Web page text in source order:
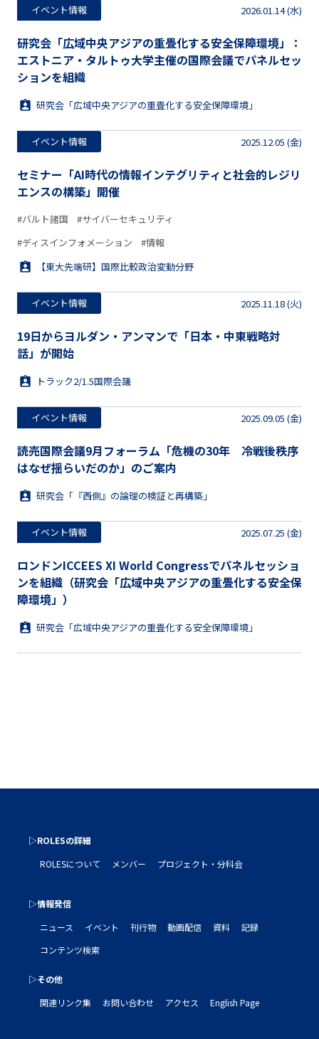
イベント情報 2026.01.14 (水)
研究会「広域中央アジアの重畳化する安全保障環境」：
エストニア・タルトゥ大学主催の国際会議でパネルセッ
ションを組織
研究会「広域中央アジアの重畳化する安全保障環境」
イベント情報 2025.12.05 (金)
セミナー「AI時代の情報インテグリティと社会的レジリ
エンスの構築」開催
#バルト諸国
#サイバーセキュリティ
#ディスインフォメーション
#情報
【東大先端研】国際比較政治変動分野
イベント情報 2025.11.18 (火)
19日からヨルダン・アンマンで「日本・中東戦略対
話」が開始
トラック2/1.5国際会議
イベント情報 2025.09.05 (金)
読売国際会議9月フォーラム「危機の30年 冷戦後秩序
はなぜ揺らいだのか」のご案内
研究会「『西側』の論理の検証と再構築」
イベント情報 2025.07.25 (金)
ロンドンICCEES XI World Congressでパネルセッショ
ンを組織（研究会「広域中央アジアの重畳化する安全保
障環境」）
研究会「広域中央アジアの重畳化する安全保障環境」
▷ROLESの詳細
ROLESについて
メンバー プロジェクト・分科会
▷情報発信
ニュース
イベント 刊行物 動画配信 資料
記録
コンテンツ検索
▷その他
関連リンク集
お問い合わせ アクセス English Page